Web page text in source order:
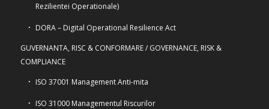
Rezilientei Operationale)
DORA – Digital Operational Resilience Act
GUVERNANTA, RISC & CONFORMARE / GOVERNANCE, RISK &
COMPLIANCE
ISO 37001 Management Anti-mita
ISO 31000 Managementul Riscurilor